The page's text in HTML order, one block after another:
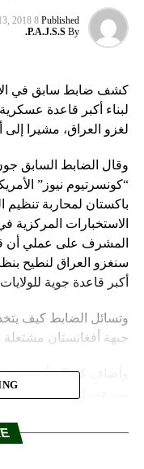
Published
8 years ago
2018
By
P.A.J.S.S.
كشف ضابط سابق في
لبناء أكبر قاعدة
لغزو العراق، مشيرا إلى
وقال الضابط السابق
باكستان لمحاربة تنظيم
الاستخبارات المركزية
المشرف على عملي أن
أكبر قاعدة جوية
وتسائل الضابط كيف
جبهة أفغانستان
وأضاف كرياكو أن مسؤولا
ستذهب إلى الأمم
وبعد ذلك بفترة وجيزة